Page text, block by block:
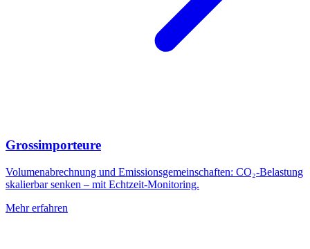
Grossimporteure
Volumenabrechnung und Emissionsgemeinschaften: CO₂-Belastung
skalierbar senken – mit Echtzeit-Monitoring.
Mehr erfahren